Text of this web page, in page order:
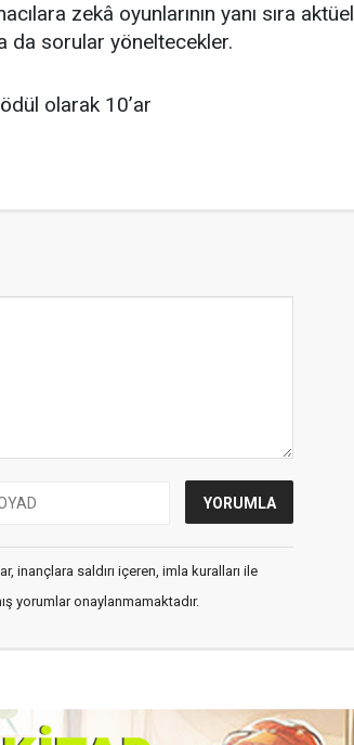
zekâ oyunlarının yanı sıra aktüel
da sorular yöneltecekler.
olarak 10’ar
inançlara saldırı içeren, imla kuralları ile
yorumlar onaylanmamaktadır.